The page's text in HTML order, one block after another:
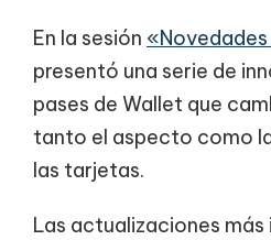
En la sesión
presentó una serie de
pases de Wallet que
tanto el aspecto como
las tarjetas.
Las actualizaciones